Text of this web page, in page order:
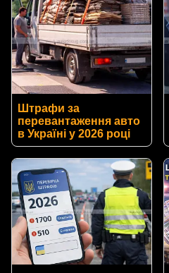
Штрафи за
перевантаження авто
в Україні у 2026 році